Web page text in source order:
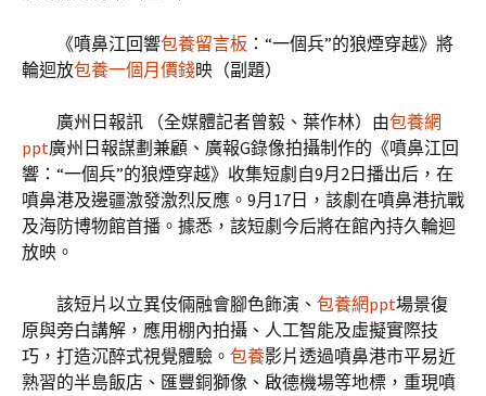
《噴鼻江回響包養留言板 ：“一個兵”的狼煙穿越》將
輪迴放包養一個月價錢映（副題）
廣州日報訊 （全媒體記者曾毅、葉作林）由包養網
ppt廣州日報謀劃兼顧、廣報G錄像拍攝制作的《噴鼻江回
響：“一個兵”的狼煙穿越》收集短劇自9月2日播出后，在
噴鼻港及邊疆激發激烈反應。9月17日，該劇在噴鼻港抗戰
及海防博物館首播。據悉，該短劇今后將在館內持久輪迴
放映。
該短片以立異伎倆融會腳色飾演、 包養網ppt場景復
原與旁白講解，應用棚內拍攝、人工智能及虛擬實際技
巧，打造沉醉式視覺體驗。 包養影片透過噴鼻港市平易近
熟習的半島飯店、匯豐銅獅像、啟德機場等地標，重現噴